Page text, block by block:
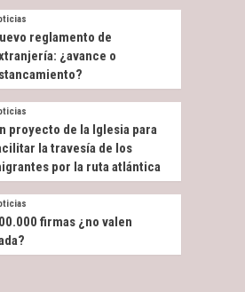
reglamento de
¿avance o
proyecto de la Iglesia para
la travesía de los
por la ruta atlántica
firmas ¿no valen